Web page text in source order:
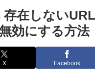
在しない
効にする方法
X Facebook